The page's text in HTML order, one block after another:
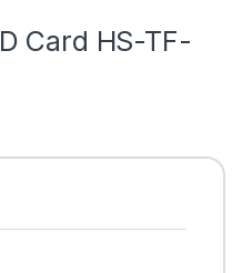
Card HS-TF-